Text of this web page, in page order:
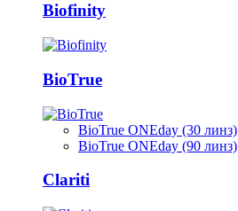
Biofinity
BioTrue
BioTrue ONEday (30 линз)
BioTrue ONEday (90 линз)
Clariti